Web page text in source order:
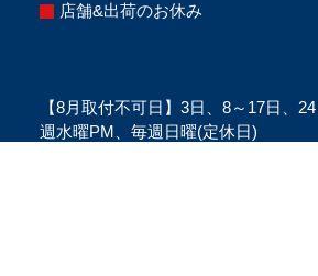
店舗&出荷のお休み
【8月取付不可日】3日、8～17日、
週水曜PM、毎週日曜(定休日)